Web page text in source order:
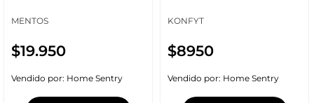
MENTOS
$19.950
Vendido por: Home Sentry
KONFYT
$8950
Vendido por: Home Sentry